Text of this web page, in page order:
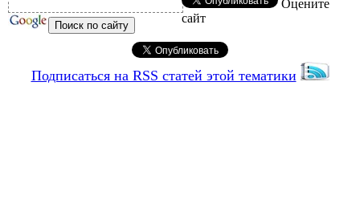
Оцените
сайт
Подписаться на RSS статей этой тематики